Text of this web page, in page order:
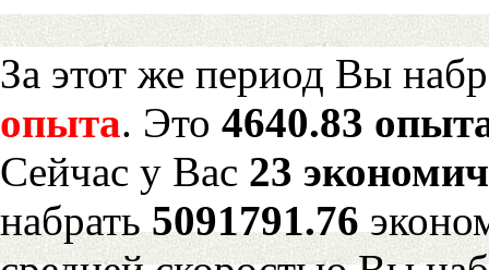
За этот же период Вы
опыта. Это 4640.83
Сейчас у Вас 23
набрать5091791.76